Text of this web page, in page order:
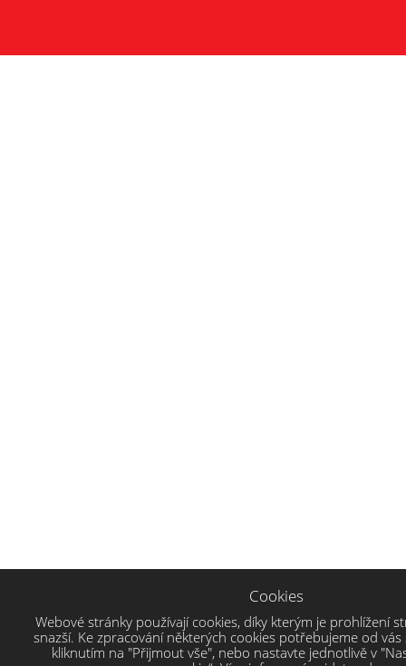
Cookies
Webové stránky používají cookies, díky kterým je prohlížení
snazší. Ke zpracování některých cookies potřebujeme od
kliknutím na "Přijmout vše", nebo nastavte jednotlivě v